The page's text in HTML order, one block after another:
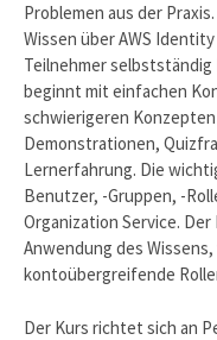
Problemen aus der
Wissen über AWS
Teilnehmer
beginnt mit einfachen
schwierigeren
Demonstrationen,
Lernerfahrung. Die
Benutzer, -Gruppen, -
Organization Service.
Anwendung des
kontoübergreifende
Der Kurs richtet sich an